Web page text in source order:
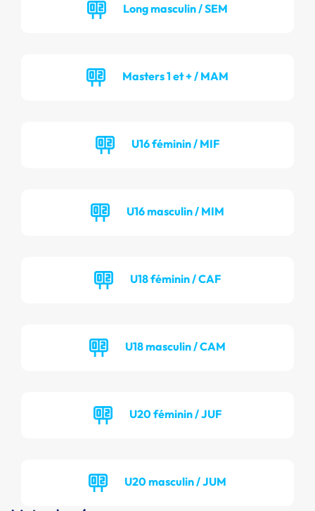
Long masculin / SEM
Masters 1 et + / MAM
U16 féminin / MIF
U16 masculin / MIM
U18 féminin / CAF
U18 masculin / CAM
U20 féminin / JUF
U20 masculin / JUM